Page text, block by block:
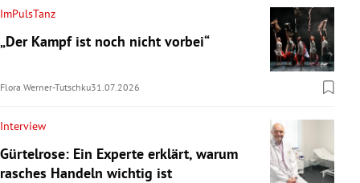
ImPulsTanz
„Der Kampf ist noch nicht vorbei“
Flora Werner-Tutschku31.07.2026
Interview
Gürtelrose: Ein Experte erklärt, warum
rasches Handeln wichtig ist